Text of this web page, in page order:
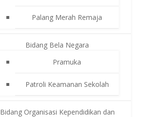
Palang Merah Remaja
Bidang Bela Negara
Pramuka
Patroli Keamanan Sekolah
Bidang Organisasi Kependidikan dan